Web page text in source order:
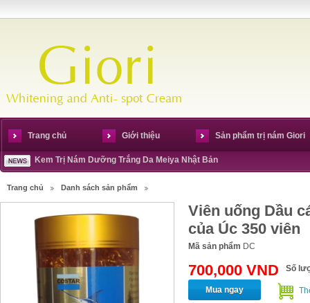
Trang chủ Giới thiệu Sản phẩm trị nám Giori
Kem Trị Nám Dưỡng Trắng Da Meiya Nhật Bản
Trang chủ Danh sách sản phẩm
Viên uống Dầu
của Úc 350 viên
Mã sản phẩm DC
700,000 VND Số
Mua ngay